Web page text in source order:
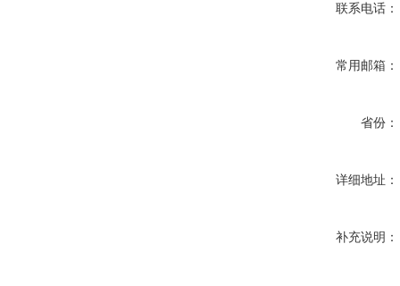
联系电话：
常用邮箱：
省份：
详细地址：
补充说明：